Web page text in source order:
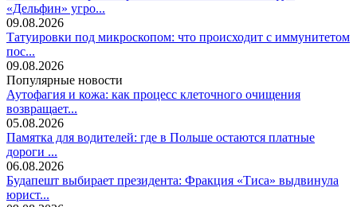
«Дельфин» угро...
09.08.2026
Татуировки под микроскопом: что происходит с иммунитетом
пос...
09.08.2026
Популярные новости
Аутофагия и кожа: как процесс клеточного очищения
возвращает...
05.08.2026
Памятка для водителей: где в Польше остаются платные
дороги ...
06.08.2026
Будапешт выбирает президента: Фракция «Тиса» выдвинула
юрист...